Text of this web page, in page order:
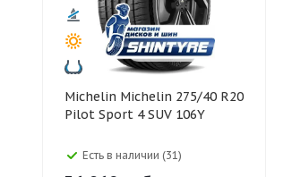
Michelin Michelin 275/40 R20
Pilot Sport 4 SUV 106Y
Есть в наличии (31)